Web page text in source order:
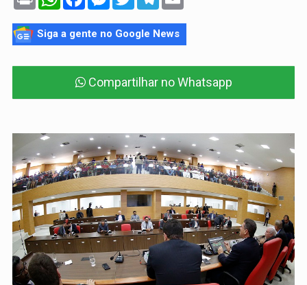
Siga a gente no Google News
Compartilhar no Whatsapp